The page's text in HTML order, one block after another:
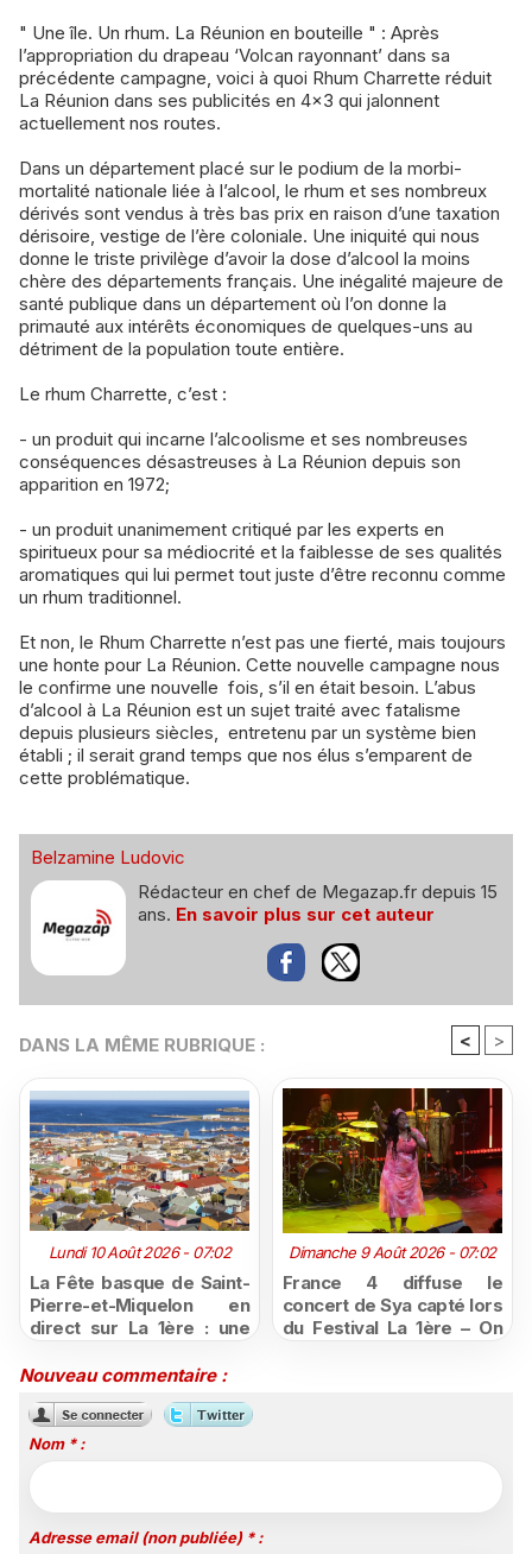
" Une île. Un rhum. La Réunion en bouteille " : Après
l’appropriation du drapeau ‘Volcan rayonnant’ dans sa
précédente campagne, voici à quoi Rhum Charrette réduit
La Réunion dans ses publicités en 4x3 qui jalonnent
actuellement nos routes.
Dans un département placé sur le podium de la morbi-
mortalité nationale liée à l’alcool, le rhum et ses nombreux
dérivés sont vendus à très bas prix en raison d’une taxation
dérisoire, vestige de l’ère coloniale. Une iniquité qui nous
donne le triste privilège d’avoir la dose d’alcool la moins
chère des départements français. Une inégalité majeure de
santé publique dans un département où l’on donne la
primauté aux intérêts économiques de quelques-uns au
détriment de la population toute entière.
Le rhum Charrette, c’est :
- un produit qui incarne l’alcoolisme et ses nombreuses
conséquences désastreuses à La Réunion depuis son
apparition en 1972;
- un produit unanimement critiqué par les experts en
spiritueux pour sa médiocrité et la faiblesse de ses qualités
aromatiques qui lui permet tout juste d’être reconnu comme
un rhum traditionnel.
Et non, le Rhum Charrette n’est pas une fierté, mais toujours
une honte pour La Réunion. Cette nouvelle campagne nous
le confirme une nouvelle fois, s’il en était besoin. L’abus
d’alcool à La Réunion est un sujet traité avec fatalisme
depuis plusieurs siècles, entretenu par un système bien
établi ; il serait grand temps que nos élus s’emparent de
cette problématique.
Belzamine Ludovic
Rédacteur en chef de Megazap.fr depuis 15
ans. En savoir plus sur cet auteur
DANS LA MÊME RUBRIQUE : < >
Lundi 10 Août 2026 - 07:02
La Fête basque de Saint-
Pierre-et-Miquelon en
direct sur La 1ère : une
sport et de festivités à
Dimanche 9 Août 2026 - 07:02
France 4 diffuse le
concert de Sya capté lors
du Festival La 1ère – On
Nouveau commentaire :
Nom * :
Adresse email (non publiée) * :